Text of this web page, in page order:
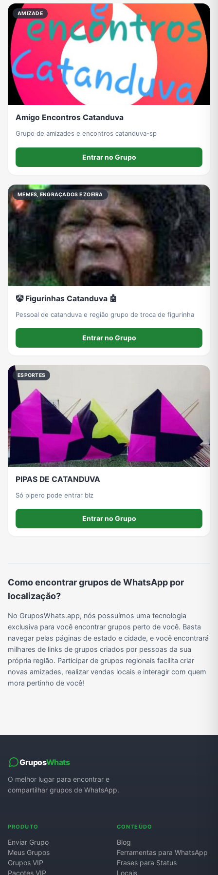
Grupos de WhatsApp do BBB 22 Grupos de Pix do WhatsApp Grupos de A Fazenda no WhatsApp Grupos de Bolsonaro no Whatsapp
Grupos de Lula no Whatsapp Divulgação Shitpost Grupos de WhatsApp de Kpop
Grupos de WhatsApp de Roblox Grupos de WhatsApp de Now United
Grupos de WhatsApp do BBB 23
Grupos de WhatsApp de Caminhoneiros Grupos de WhatsApp do BBB 24
AMIZADE
Amigo Encontros Catanduva
Grupo de amizades e encontros catanduva-sp
Entrar no Grupo
MEMES, ENGRAÇADOS E ZOEIRA
🤡 Figurinhas Catanduva 🤖
Pessoal de catanduva e região grupo de troca de figurinha
Entrar no Grupo
ESPORTES
PIPAS DE CATANDUVA
Só pipero pode entrar blz
Entrar no Grupo
Como encontrar grupos de WhatsApp por
localização?
No GruposWhats.app, nós possuímos uma tecnologia
exclusiva para você encontrar grupos perto de você. Basta
navegar pelas páginas de estado e cidade, e você encontrará
milhares de links de grupos criados por pessoas da sua
própria região. Participar de grupos regionais facilita criar
novas amizades, realizar vendas locais e interagir com quem
mora pertinho de você!
GruposWhats
O melhor lugar para encontrar e
compartilhar grupos de WhatsApp.
PRODUTO
Enviar Grupo
Meus Grupos
Grupos VIP
Pacotes VIP
CONTEÚDO
Blog
Ferramentas para WhatsApp
Frases para Status
Locais